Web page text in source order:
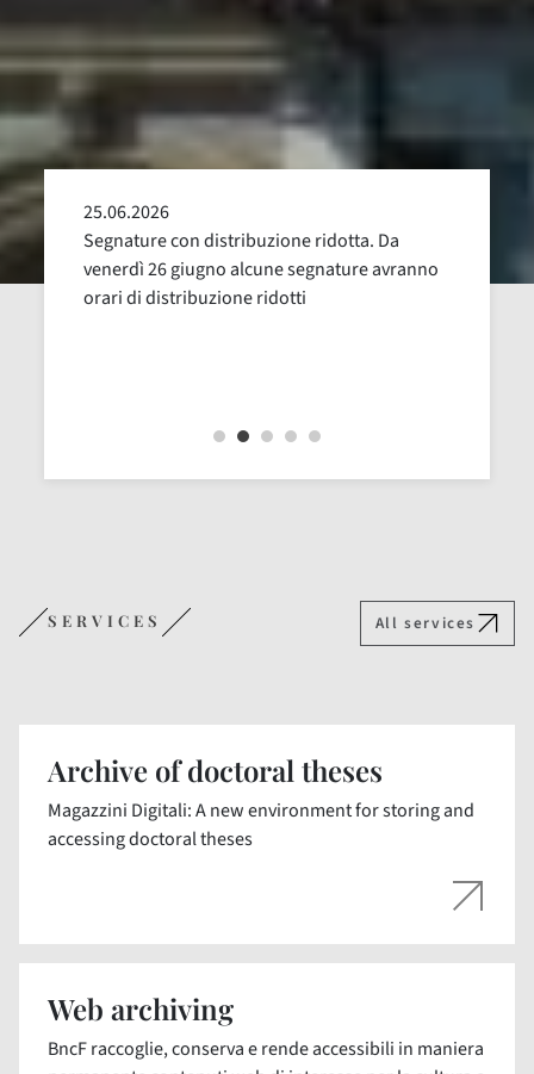
25.06.2026
Segnature con distribuzione ridotta. Da
venerdì 26 giugno alcune segnature avranno
orari di distribuzione ridotti
SERVICES All services
Archive of doctoral theses
Magazzini Digitali: A new environment for storing and
accessing doctoral theses
Web archiving
BncF raccoglie, conserva e rende accessibili in maniera